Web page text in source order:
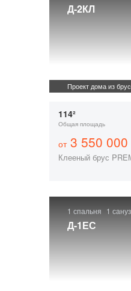
Д-2КЛ
Проект дома из
114²
Общая площадь
от3 550 000
Клееный брус
1 спальня 1
Д-1ЕС